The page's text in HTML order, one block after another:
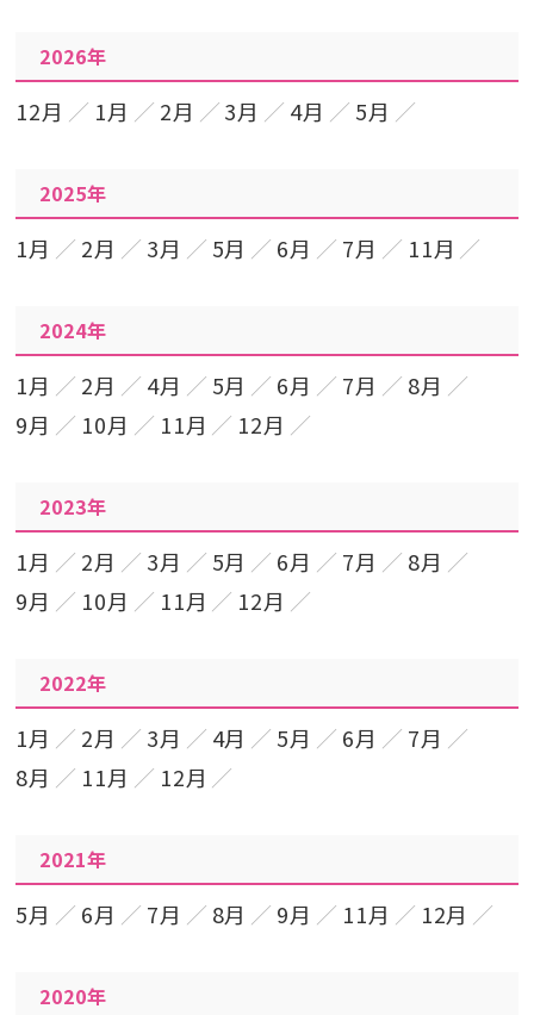
2026年
12月 1月 2月 3月 4月 5月
2025年
1月 2月 3月 5月 6月 7月 11月
2024年
1月 2月 4月 5月 6月 7月
8月
9月
10月 11月 12月
2023年
1月 2月 3月 5月 6月 7月
8月
9月
10月 11月 12月
2022年
1月 2月 3月 4月 5月 6月
7月
8月
11月 12月
2021年
5月 6月 7月 8月 9月 11月 12月
2020年